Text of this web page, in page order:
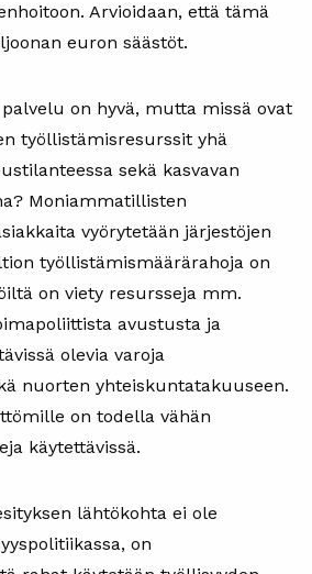
Arvioidaan, että tämä
euron säästöt.
on hyvä, mutta missä ovat
työllistämisresurssit yhä
sekä kasvavan
Moniammatillisten
vyörytetään järjestöjen
työllistämismäärärahoja on
on viety resursseja mm.
avustusta ja
olevia varoja
nuorten yhteiskuntatakuuseen.
on todella vähän
käytettävissä.
lähtökohta ei ole
on